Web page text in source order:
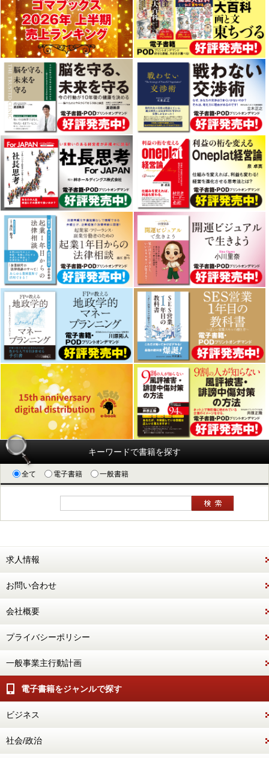
キーワードで書籍を探す
全て 電子書籍 一般書籍
求人情報
お問い合わせ
会社概要
プライバシーポリシー
一般事業主行動計画
電子書籍をジャンルで探す
ビジネス
社会/政治